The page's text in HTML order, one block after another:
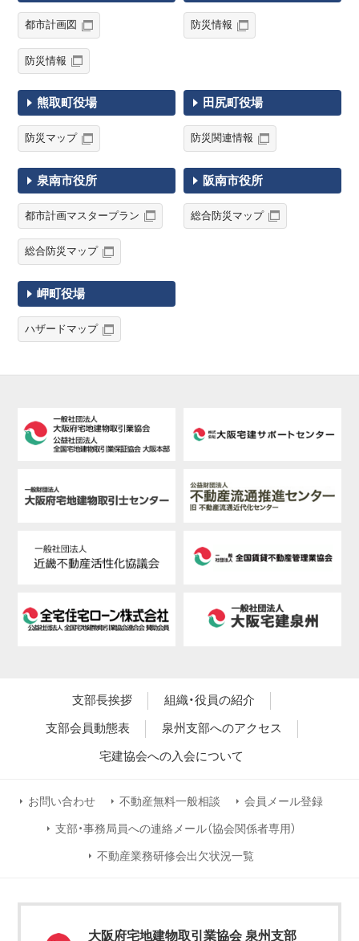
都市計画図
防災情報
防災情報
熊取町役場
防災マップ
田尻町役場
防災関連情報
泉南市役所
都市計画マスタープラン
総合防災マップ
阪南市役所
総合防災マップ
岬町役場
ハザードマップ
支部長挨拶
組織・役員の紹介
支部会員動態表
泉州支部へのアクセス
宅建協会への入会について
お問い合わせ 不動産無料一般相談 会員メール登録
支部・事務局員への連絡メール（協会関係者専用）
不動産業務研修会出欠状況一覧
大阪府宅地建物取引業協会 泉州支部